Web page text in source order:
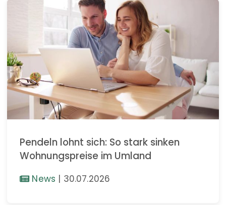
Pendeln lohnt sich: So stark sinken
Wohnungspreise im Umland
News 30.07.2026